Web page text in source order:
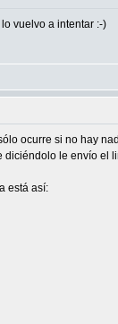
vuelvo a intentar :-)
ocurre si no hay
le envío
está así: